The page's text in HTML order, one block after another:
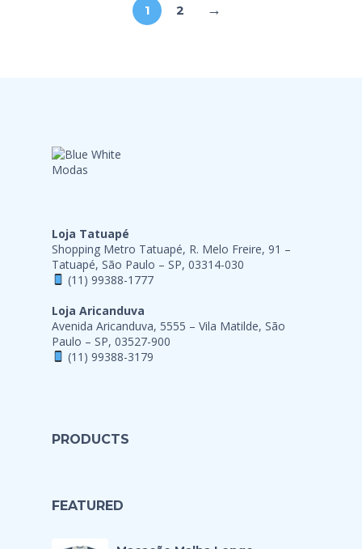
1 2 →
Loja Tatuapé
Shopping Metro Tatuapé, R. Melo Freire, 91 –
Tatuapé, São Paulo – SP, 03314-030
(11) 99388-1777
Loja Aricanduva
Avenida Aricanduva, 5555 – Vila Matilde, São
Paulo – SP, 03527-900
(11) 99388-3179
PRODUCTS
FEATURED